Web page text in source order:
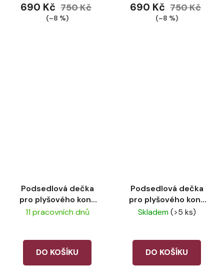
690 Kč 750 Kč
(–8 %)
690 Kč 750 Kč
(–8 %)
Podsedlová dečka
pro plyšového koně
LeMieux Macaron
11 pracovních dnů
DO KOŠÍKU
Podsedlová dečka
pro plyšového koně
LeMieux Mallow
Skladem(>5 ks)
DO KOŠÍKU